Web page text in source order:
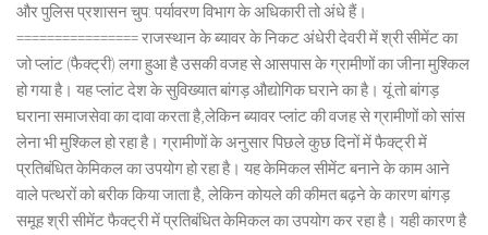
और पुलिस प्रशासन चुप: पर्यावरण विभाग के अधिकारी तो अंधे हैं।
================ राजस्थान के ब्यावर के निकट अंधेरी देवरी में श्री सीमेंट का
जो प्लांट (फैक्ट्री) लगा हुआ है उसकी वजह से आसपास के ग्रामीणों का जीना मुश्किल
हो गया है। यह प्लांट देश के सुविख्यात बांगड़ औद्योगिक घराने का है। यूं तो बांगड़
घराना समाजसेवा का दावा करता है,लेकिन ब्यावर प्लांट की वजह से ग्रामीणों को सांस
लेना भी मुश्किल हो रहा है। ग्रामीणों के अनुसार पिछले कुछ दिनों में फैक्ट्री में
प्रतिबंधित केमिकल का उपयोग हो रहा है। यह केमिकल सीमेंट बनाने के काम आने
वाले पत्थरों को बरीक किया जाता है, लेकिन कोयले की कीमत बढ़ने के कारण बांगड़
समूह श्री सीमेंट फैक्ट्री में प्रतिबंधित केमिकल का उपयोग कर रहा है। यही कारण है